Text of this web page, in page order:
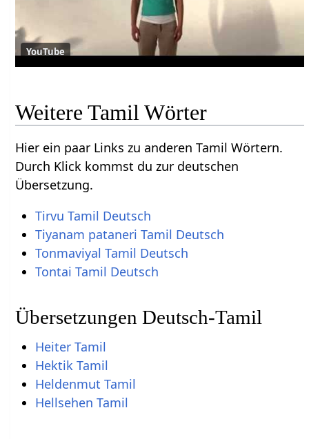
YouTube
Weitere Tamil Wörter
Hier ein paar Links zu anderen Tamil Wörtern.
Durch Klick kommst du zur deutschen
Übersetzung.
Tirvu Tamil Deutsch
Tiyanam pataneri Tamil Deutsch
Tonmaviyal Tamil Deutsch
Tontai Tamil Deutsch
Übersetzungen Deutsch-Tamil
Heiter Tamil
Hektik Tamil
Heldenmut Tamil
Hellsehen Tamil